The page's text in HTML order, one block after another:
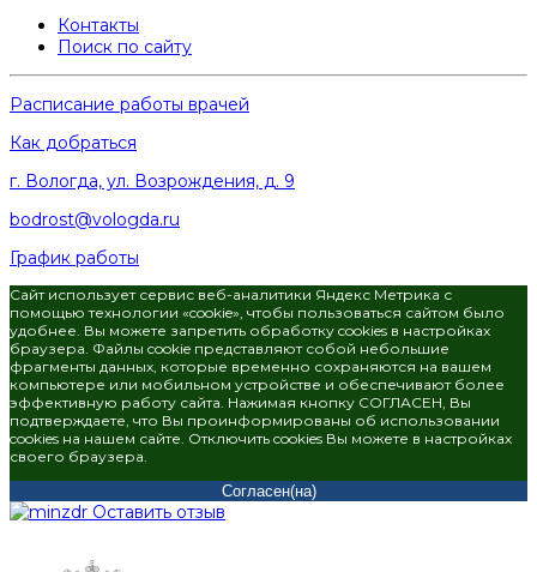
Контакты
Поиск по сайту
Расписание работы врачей
Как добраться
г. Вологда, ул. Возрождения, д. 9
bodrost@vologda.ru
График работы
Сайт использует сервис веб-аналитики Яндекс Метрика с
помощью технологии «cookie», чтобы пользоваться сайтом было
удобнее. Вы можете запретить обработку cookies в настройках
браузера. Файлы cookie представляют собой небольшие
фрагменты данных, которые временно сохраняются на вашем
компьютере или мобильном устройстве и обеспечивают более
эффективную работу сайта. Нажимая кнопку СОГЛАСЕН, Вы
подтверждаете, что Вы проинформированы об использовании
cookies на нашем сайте. Отключить cookies Вы можете в настройках
своего браузера.
Согласен(на)
Оставить отзыв